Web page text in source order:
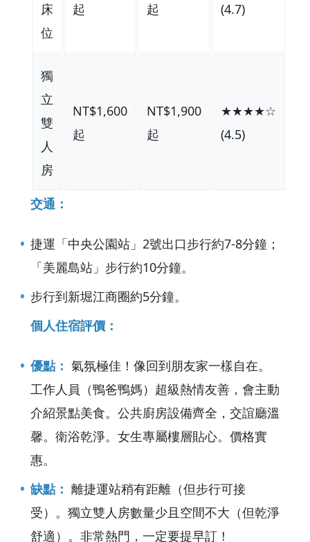
床
位
起
起
(4.7)
獨
立
雙
人
房
NT$1,600
起
NT$1,900
起
★★★★☆
(4.5)
交通：
捷運「中央公園站」2號出口步行約7-8分鐘；
「美麗島站」步行約10分鐘。
步行到新堀江商圈約5分鐘。
個人住宿評價：
優點： 氣氛極佳！像回到朋友家一樣自在。
工作人員（鴨爸鴨媽）超級熱情友善，會主動
介紹景點美食。公共廚房設備齊全，交誼廳溫
馨。衛浴乾淨。女生專屬樓層貼心。價格實
惠。
缺點： 離捷運站稍有距離（但步行可接
受）。獨立雙人房數量少且空間不大（但乾淨
舒適）。非常熱門，一定要提早訂！